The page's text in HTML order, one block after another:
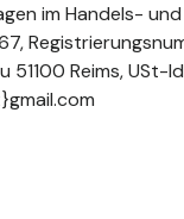
im Handels- und
Reims, USt-